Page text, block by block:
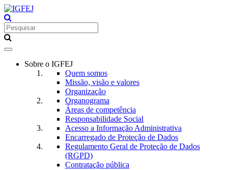
Toggle
navigationSobre o IGFEJ
Quem somos
Missão, visão e valores
Organização
Organograma
Áreas de competência
Responsabilidade Social
Acesso a Informação Administrativa
Encarregado de Proteção de Dados
Regulamento Geral de Proteção de Dados
(RGPD)
Contratação pública